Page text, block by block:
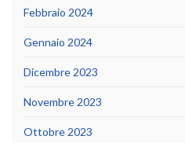
Febbraio 2024
Gennaio 2024
Dicembre 2023
Novembre 2023
Ottobre 2023